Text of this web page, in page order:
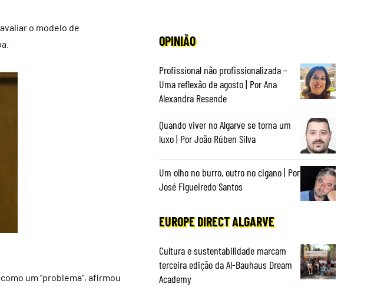
o modelo de
um “problema”, afirmou
OPINIÃO
Profissional não profissionalizada –
Uma reflexão de agosto | Por Ana
Alexandra Resende
Quando viver no Algarve se torna um
luxo | Por João Rúben Silva
Um olho no burro, outro no cigano | Por
José Figueiredo Santos
EUROPE DIRECT ALGARVE
Cultura e sustentabilidade marcam
terceira edição da Al-Bauhaus Dream
Academy